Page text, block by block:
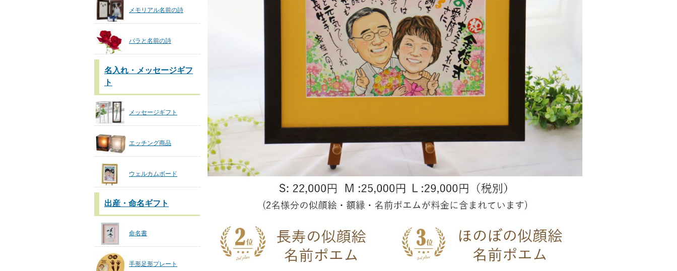
メモリアル名前の詩
バラと名前の詩
名入れ・メッセージギフ
ト
メッセージギフト
エッチング商品
ウェルカムボード
出産・命名ギフト
命名書
手形足形プレート